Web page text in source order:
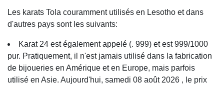
Les karats Tola couramment utilisés en Lesotho et dans
d'autres pays sont les suivants:
Karat 24 est également appelé (. 999) et est 999/1000
pur. Pratiquement, il n'est jamais utilisé dans la fabrication
de bijoueries en Amérique et en Europe, mais parfois
utilisé en Asie. Aujourd'hui, samedi 08 août 2026 , le prix